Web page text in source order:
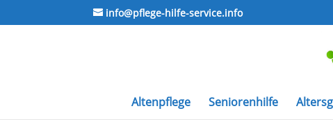
info@pflege-hilfe-service.info
Altenpflege Seniorenhilfe